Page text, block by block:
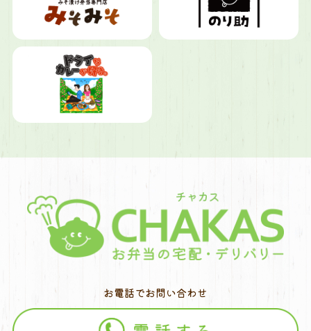
お電話でお問い合わせ